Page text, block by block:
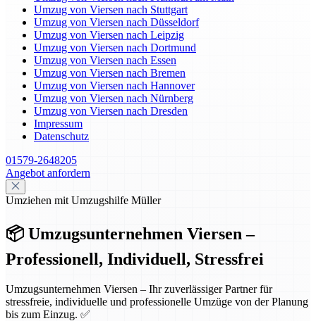
Umzug von Viersen nach Stuttgart
Umzug von Viersen nach Düsseldorf
Umzug von Viersen nach Leipzig
Umzug von Viersen nach Dortmund
Umzug von Viersen nach Essen
Umzug von Viersen nach Bremen
Umzug von Viersen nach Hannover
Umzug von Viersen nach Nürnberg
Umzug von Viersen nach Dresden
Impressum
Datenschutz
01579-2648205
Angebot anfordern
Umziehen mit Umzugshilfe Müller
📦 Umzugsunternehmen Viersen –
Professionell, Individuell, Stressfrei
Umzugsunternehmen Viersen – Ihr zuverlässiger Partner für
stressfreie, individuelle und professionelle Umzüge von der Planung
bis zum Einzug. ✅